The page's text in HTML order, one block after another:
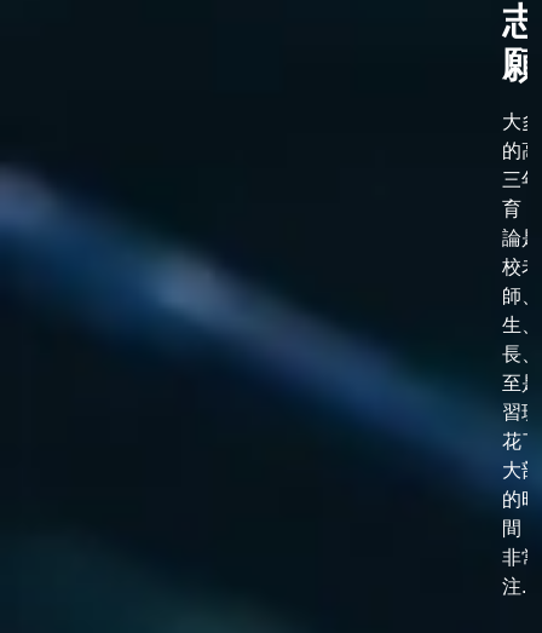
志
大
的
三
育
論
校老
師
生
長
至
習
花
大
的時
間
非
注...